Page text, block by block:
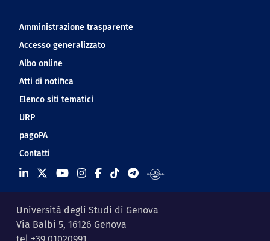
Navigation footer
Amministrazione trasparente
Accesso generalizzato
Albo online
Atti di notifica
Elenco siti tematici
URP
pagoPA
Contatti
Università degli Studi di Genova
Via Balbi 5, 16126 Genova